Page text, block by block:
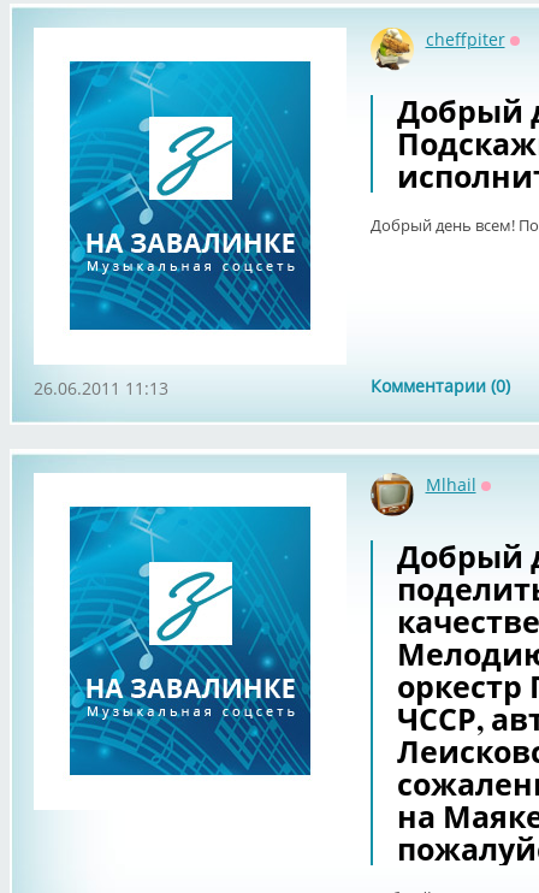
cheffpiter
Добрый
Добрый день всем!
Комментарии (0)
26.06.2011 11:13
Mlhail
Добрый
оркестр
ЧССР,
на